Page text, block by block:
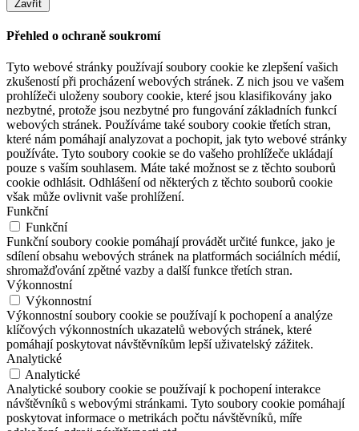
Zavřít
Přehled o ochraně soukromí
Tyto webové stránky používají soubory cookie ke zlepšení vašich
zkušeností při procházení webových stránek. Z nich jsou ve vašem
prohlížeči uloženy soubory cookie, které jsou klasifikovány jako
nezbytné, protože jsou nezbytné pro fungování základních funkcí
webových stránek. Používáme také soubory cookie třetích stran,
které nám pomáhají analyzovat a pochopit, jak tyto webové stránky
používáte. Tyto soubory cookie se do vašeho prohlížeče ukládají
pouze s vaším souhlasem. Máte také možnost se z těchto souborů
cookie odhlásit. Odhlášení od některých z těchto souborů cookie
však může ovlivnit vaše prohlížení.
Funkční
Funkční
Funkční soubory cookie pomáhají provádět určité funkce, jako je
sdílení obsahu webových stránek na platformách sociálních médií,
shromažďování zpětné vazby a další funkce třetích stran.
Výkonnostní
Výkonnostní
Výkonnostní soubory cookie se používají k pochopení a analýze
klíčových výkonnostních ukazatelů webových stránek, které
pomáhají poskytovat návštěvníkům lepší uživatelský zážitek.
Analytické
Analytické
Analytické soubory cookie se používají k pochopení interakce
návštěvníků s webovými stránkami. Tyto soubory cookie pomáhají
poskytovat informace o metrikách počtu návštěvníků, míře